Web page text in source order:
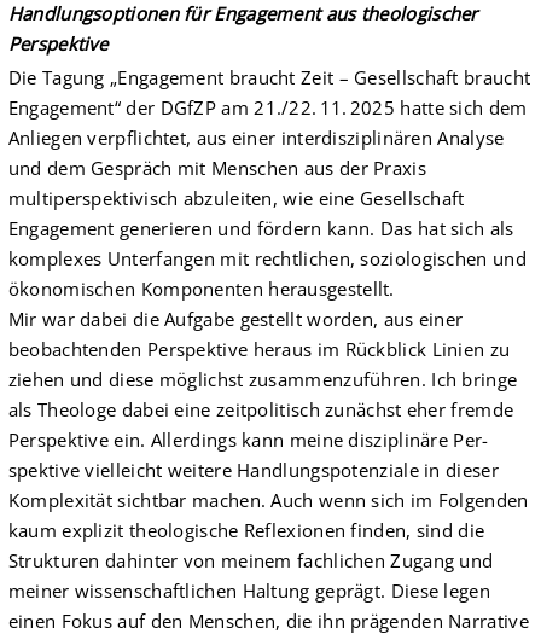
Handlungsoptionen für Engagement aus theologischer
Perspektive
Die Tagung „Engagement braucht Zeit – Gesellschaft braucht
Engagement“ der DGfZP am 21./22. 11. 2025 hatte sich dem
Anliegen verpflichtet, aus einer interdisziplinären Analyse
und dem Gespräch mit Menschen aus der Praxis
multiperspektivisch abzuleiten, wie eine Gesellschaft
Engagement generieren und fördern kann. Das hat sich als
komplexes Unterfangen mit rechtlichen, soziologischen und
ökonomischen Komponenten herausgestellt.
Mir war dabei die Aufgabe gestellt worden, aus einer
beobachtenden Perspektive heraus im Rückblick Linien zu
ziehen und diese möglichst zusammenzuführen. Ich bringe
als Theologe dabei eine zeitpolitisch zunächst eher fremde
Perspektive ein. Allerdings kann meine disziplinäre Per­
spektive vielleicht weitere Handlungspotenziale in dieser
Komplexität sichtbar machen. Auch wenn sich im Folgenden
kaum explizit theologische Reflexionen finden, sind die
Strukturen dahinter von meinem fachlichen Zugang und
meiner wissenschaftlichen Haltung geprägt. Diese legen
einen Fokus auf den Menschen, die ihn prägenden Narrative